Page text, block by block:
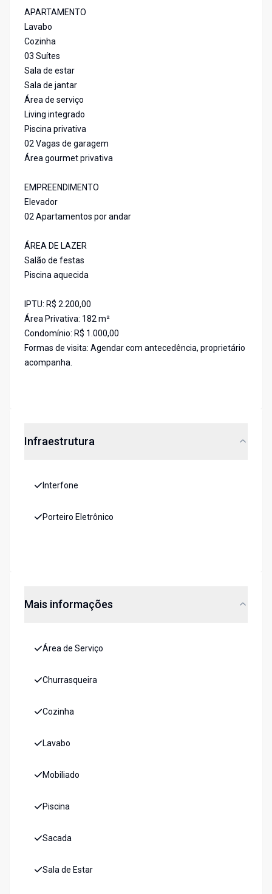
APARTAMENTO
Lavabo
Cozinha
03 Suítes
Sala de estar
Sala de jantar
Área de serviço
Living integrado
Piscina privativa
02 Vagas de garagem
Área gourmet privativa
EMPREENDIMENTO
Elevador
02 Apartamentos por andar
ÁREA DE LAZER
Salão de festas
Piscina aquecida
IPTU: R$ 2.200,00
Área Privativa: 182 m²
Condomínio: R$ 1.000,00
Formas de visita: Agendar com antecedência, proprietário
acompanha.
Infraestrutura
Interfone
Porteiro Eletrônico
Mais informações
Área de Serviço
Churrasqueira
Cozinha
Lavabo
Mobiliado
Piscina
Sacada
Sala de Estar